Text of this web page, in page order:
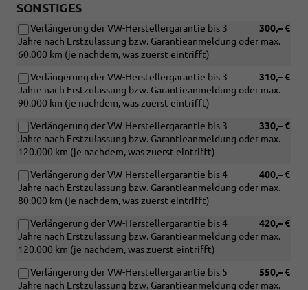
''Bangalore''
oder
[P04]
Leichtmetallfelgen
''Aberdeen'')
SONSTIGES
300,– €
Verlängerung der VW-Herstellergarantie bis 3
Jahre nach Erstzulassung bzw. Garantieanmeldung oder max.
60.000 km (je nachdem, was zuerst eintrifft)
310,– €
Verlängerung der VW-Herstellergarantie bis 3
Jahre nach Erstzulassung bzw. Garantieanmeldung oder max.
90.000 km (je nachdem, was zuerst eintrifft)
330,– €
Verlängerung der VW-Herstellergarantie bis 3
Jahre nach Erstzulassung bzw. Garantieanmeldung oder max.
120.000 km (je nachdem, was zuerst eintrifft)
400,– €
Verlängerung der VW-Herstellergarantie bis 4
Jahre nach Erstzulassung bzw. Garantieanmeldung oder max.
80.000 km (je nachdem, was zuerst eintrifft)
420,– €
Verlängerung der VW-Herstellergarantie bis 4
Jahre nach Erstzulassung bzw. Garantieanmeldung oder max.
120.000 km (je nachdem, was zuerst eintrifft)
550,– €
Verlängerung der VW-Herstellergarantie bis 5
Jahre nach Erstzulassung bzw. Garantieanmeldung oder max.